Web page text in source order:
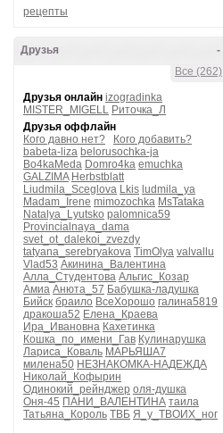
рецепты
-
Друзья
Все (262)
Друзья онлайн izogradinka
MISTER_MIGELL Риточка_Л
Друзья оффлайн
Кого давно нет?
Кого добавить?
babeta-liza belorusochka-ja
Bo4kaMeda Domro4ka emuchka
GALZIMA Herbstblatt
Liudmila_Sceglova Lkis ludmila_ya
Madam_Irene mimozochka MsTataka
Natalya_Lyutsko palomnica59
Provincialnaya_dama
svet_ot_dalekoi_zvezdy
tatyana_serebryakova TimOlya valvallu
Vlad53 Акинина_Валентина
Алла_Студентова Альгис_Козар
Амиа Анюта_57 Бабушка-ладушка
Бийск браило ВсеХорошо галина5819
дракоша52 Елена_Краева
Ира_Ивановна Кахетинка
Кошка_по_имени_Гав Кулинарушка
Лариса_Коваль МАРЬЯША7
милена50 НЕЗНАКОМКА-НАДЕЖДА
Николай_Кофырин
Одинокий_рейнджер оля-душка
Оня-45 ПАНИ_ВАЛЕНТИНА таила
Татьяна_Король ТВБ Я_у_ТВОИХ_ног